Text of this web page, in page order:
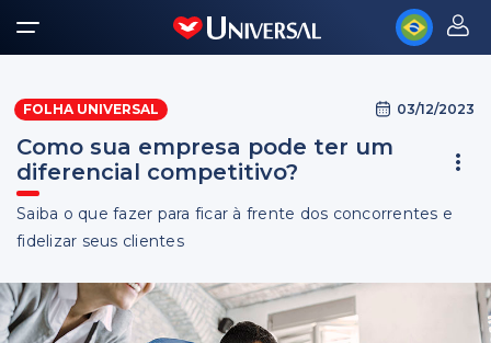
FOLHA UNIVERSAL 03/12/2023
Como sua empresa pode ter um
diferencial competitivo?
Saiba o que fazer para ficar à frente dos concorrentes e
fidelizar seus clientes